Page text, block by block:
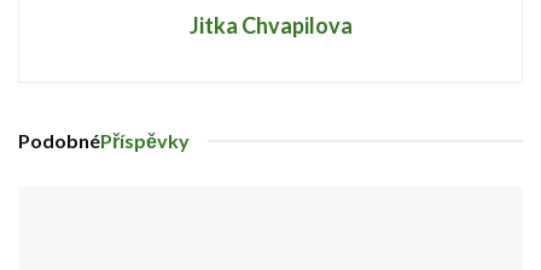
Jitka Chvapilova
PodobnéPříspěvky